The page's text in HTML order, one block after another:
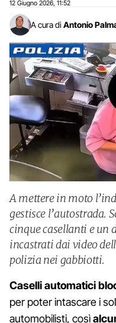
12 Giugno 2026 11:52
A cura di Antonio
A mettere in moto
gestisce l’autostrada.
cinque casellanti e un
incastrati dai video
polizia nei gabbiotti.
Caselli automatici
per poter intascare i
automobilisti, così